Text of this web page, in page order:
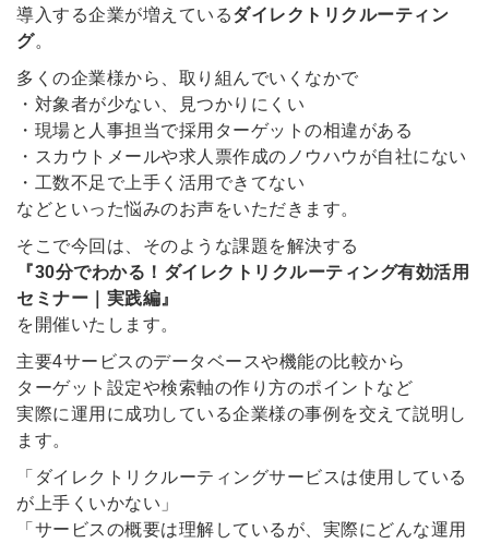
導入する企業が増えているダイレクトリクルーティン
グ。
多くの企業様から、取り組んでいくなかで
・対象者が少ない、見つかりにくい
・現場と人事担当で採用ターゲットの相違がある
・スカウトメールや求人票作成のノウハウが自社にない
・工数不足で上手く活用できてない
などといった悩みのお声をいただきます。
そこで今回は、そのような課題を解決する
『30分でわかる！ダイレクトリクルーティング有効活用
セミナー｜実践編』
を開催いたします。
主要4サービスのデータベースや機能の比較から
ターゲット設定や検索軸の作り方のポイントなど
実際に運用に成功している企業様の事例を交えて説明し
ます。
「ダイレクトリクルーティングサービスは使用している
が上手くいかない」
「サービスの概要は理解しているが、実際にどんな運用